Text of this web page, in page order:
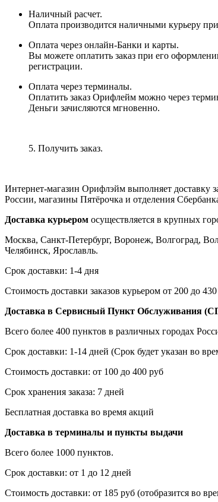
Наличный расчет.
Оплата производится наличными курьеру при
Оплата через онлайн-Банки и карты.
Вы можете оплатить заказ при его
регистрации.
Оплата через терминалы.
Оплатить заказ Орифлейм можно через
Деньги зачисляются мгновенно.
5. Получить заказ.
Интернет-магазин Орифлэйм выполняет доставку
России, магазины Пятёрочка и отделения
Доставка курьером осуществляется в крупных
Москва, Санкт-Петербург, Воронеж, Волгоград,
Челябинск, Ярославль.
Срок доставки: 1-4 дня
Стоимость доставки заказов курьером от 200 до
Доставка в Сервисный Пункт Обслуживания
Всего более 400 пунктов в различных городах
Срок доставки: 1-14 дней (Срок будет указан во
Стоимость доставки: от 100 до 400 руб
Срок хранения заказа: 7 дней
Бесплатная доставка во время акций
Доставка в терминалы и пункты выдачи
Всего более 1000 пунктов.
Срок доставки: от 1 до 12 дней
Стоимость доставки: от 185 руб (отобразится во